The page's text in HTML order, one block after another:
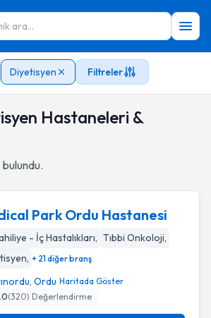
ara...
Diyetisyen Filtreler
Hastaneleri &
Park Ordu Hastanesi
- İç Hastalıkları, Tıbbi Onkoloji,
, + 21 diğer branş
, Ordu Haritada Göster
(320) Değerlendirme